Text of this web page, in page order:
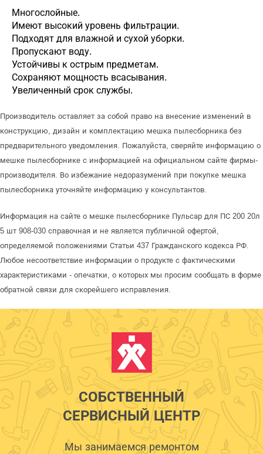
Многослойные.
Имеют высокий уровень фильтрации.
Подходят для влажной и сухой уборки.
Пропускают воду.
Устойчивы к острым предметам.
Сохраняют мощность всасывания.
Увеличенный срок службы.
Производитель оставляет за собой право на внесение изменений в
конструкцию, дизайн и комплектацию мешка пылесборника без
предварительного уведомления. Пожалуйста, сверяйте информацию о
мешке пылесборнике с информацией на официальном сайте фирмы-
производителя. Во избежание недоразумений при покупке мешка
пылесборника уточняйте информацию у консультантов.
Информация на сайте о мешке пылесборнике Пульсар для ПС 200 20л
5 шт 908-030 справочная и не является публичной офертой,
определяемой положениями Статьи 437 Гражданского кодекса РФ.
Любое несоответствие информации о продукте с фактическими
характеристиками - опечатки, о которых мы просим сообщать в форме
обратной связи для скорейшего исправления.
СОБСТВЕННЫЙ
СЕРВИСНЫЙ ЦЕНТР
Мы занимаемся ремонтом